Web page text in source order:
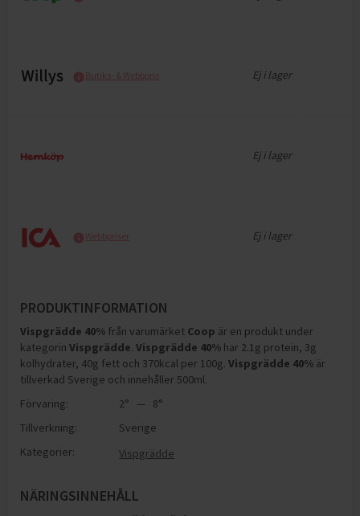
Butiks- & Webbpris Ej i lager
Ej i lager
Webbpriser Ej i lager
PRODUKTINFORMATION
Vispgrädde 40% från varumärket Coop är en produkt under
kategorin Vispgrädde. Vispgrädde 40% har 2.1g protein, 3g
kolhydrater, 40g fett och 370kcal per 100g. Vispgrädde 40% är
tillverkad Sverige och innehåller 500ml.
Förvaring:
2° — 8°
Tillverkning:
Sverige
Kategorier:
Vispgrädde
NÄRINGSINNEHÅLL